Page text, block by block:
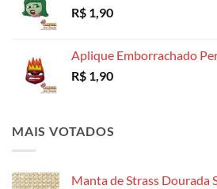
R$ 1,90
Aplique Emborrachado
R$ 1,90
MAIS VOTADOS
Manta de Strass Dourada